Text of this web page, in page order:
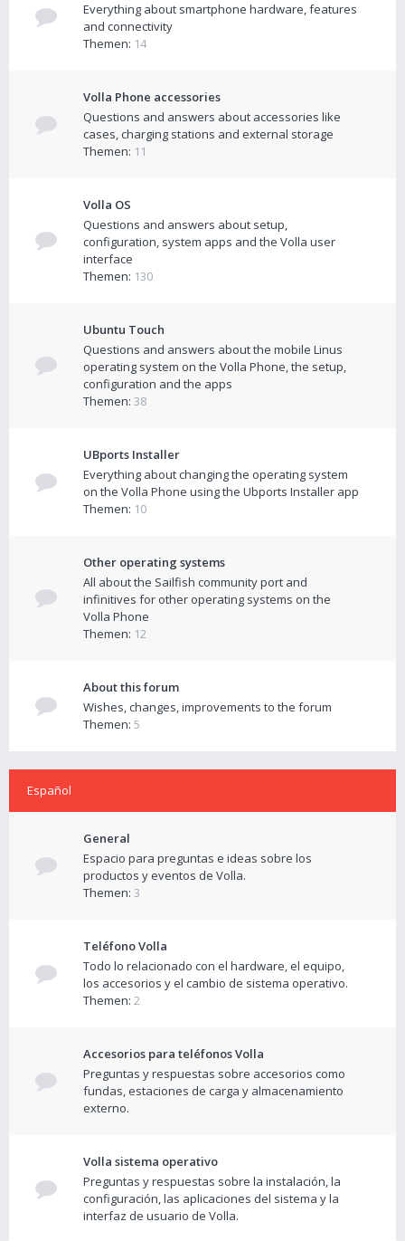
Everything about smartphone hardware, features
and connectivity
Themen: 14
Volla Phone accessories
Questions and answers about accessories like
cases, charging stations and external storage
Themen: 11
Volla OS
Questions and answers about setup,
configuration, system apps and the Volla user
interface
Themen: 130
Ubuntu Touch
Questions and answers about the mobile Linus
operating system on the Volla Phone, the setup,
configuration and the apps
Themen: 38
UBports Installer
Everything about changing the operating system
on the Volla Phone using the Ubports Installer app
Themen: 10
Other operating systems
All about the Sailfish community port and
infinitives for other operating systems on the
Volla Phone
Themen: 12
About this forum
Wishes, changes, improvements to the forum
Themen: 5
Español
General
Espacio para preguntas e ideas sobre los
productos y eventos de Volla.
Themen: 3
Teléfono Volla
Todo lo relacionado con el hardware, el equipo,
los accesorios y el cambio de sistema operativo.
Themen: 2
Accesorios para teléfonos Volla
Preguntas y respuestas sobre accesorios como
fundas, estaciones de carga y almacenamiento
externo.
Volla sistema operativo
Preguntas y respuestas sobre la instalación, la
configuración, las aplicaciones del sistema y la
interfaz de usuario de Volla.